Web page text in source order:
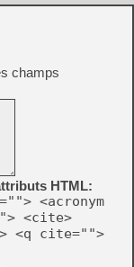
champs
HTML:
<acronym
<cite>
<q cite="">